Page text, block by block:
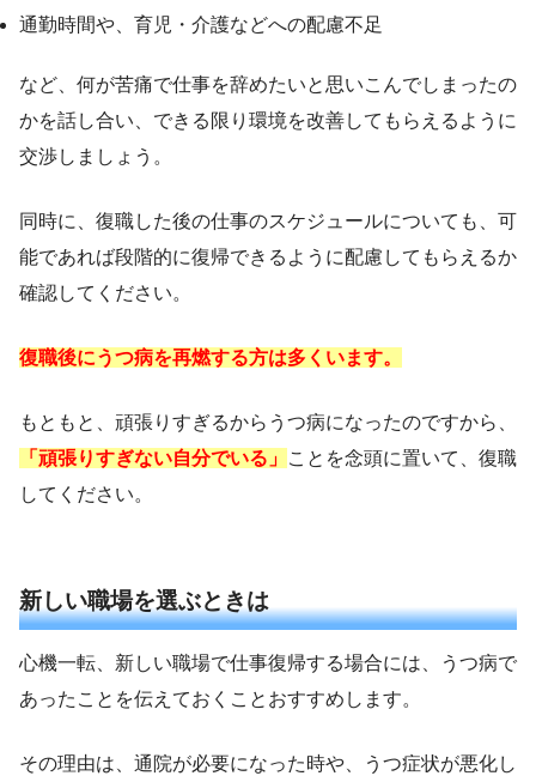
通勤時間や、育児・介護などへの配慮不足
など、何が苦痛で仕事を辞めたいと思いこんでしまったの
かを話し合い、できる限り環境を改善してもらえるように
交渉しましょう。
同時に、復職した後の仕事のスケジュールについても、可
能であれば段階的に復帰できるように配慮してもらえるか
確認してください。
復職後にうつ病を再燃する方は多くいます。
もともと、頑張りすぎるからうつ病になったのですから、
「頑張りすぎない自分でいる」 ことを念頭に置いて、復職
してください。
新しい職場を選ぶときは
心機一転、新しい職場で仕事復帰する場合には、うつ病で
あったことを伝えておくことおすすめします。
その理由は、通院が必要になった時や、うつ症状が悪化し